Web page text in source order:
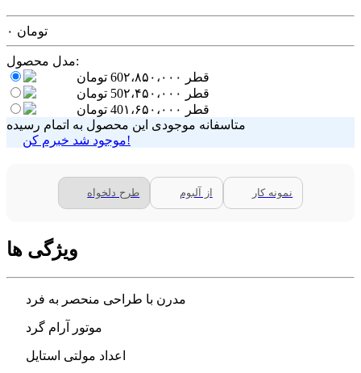
۰ تومان
مدل محصول:
قطر 60
۲،۸۵۰،۰۰۰
تومان
قطر 50
۲،۴۵۰،۰۰۰
تومان
قطر 40
۱،۶۵۰،۰۰۰
تومان
متاسفانه موجودی این محصول به اتمام رسیده
موجود شد خبرم کن!
طرح دلخواه از آلبوم نمونه کار
ویژگی ها
مدرن با طراحی منحصر به فرد
موتور آرام گرد
اعداد مولتی استایل